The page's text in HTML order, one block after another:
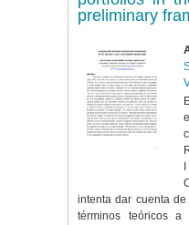
preliminary
intenta dar cuenta
términos teóricos